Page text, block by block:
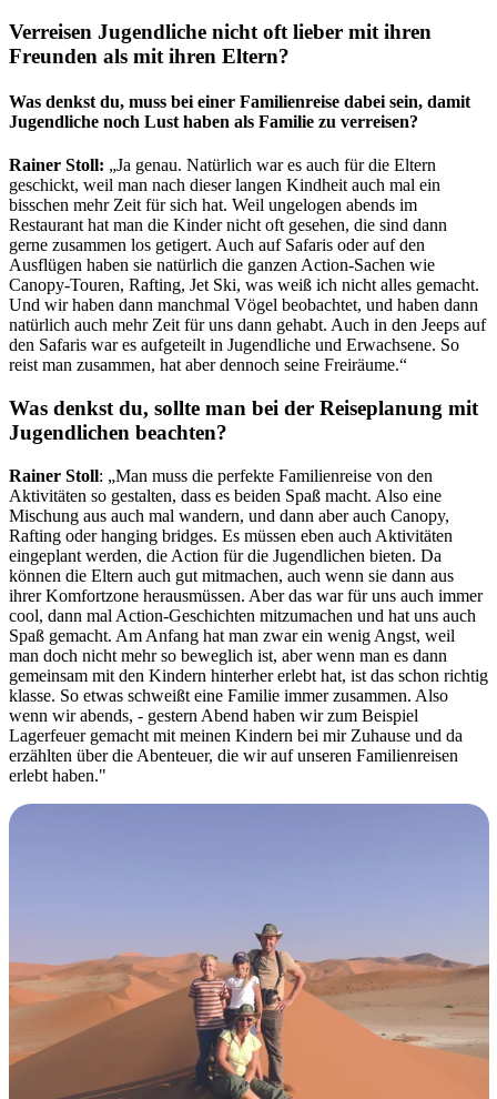
Verreisen Jugendliche nicht oft lieber mit ihren
Freunden als mit ihren Eltern?
Was denkst du, muss bei einer Familienreise dabei sein, damit
Jugendliche noch Lust haben als Familie zu verreisen?
Rainer Stoll: „Ja genau. Natürlich war es auch für die Eltern
geschickt, weil man nach dieser langen Kindheit auch mal ein
bisschen mehr Zeit für sich hat. Weil ungelogen abends im
Restaurant hat man die Kinder nicht oft gesehen, die sind dann
gerne zusammen los getigert. Auch auf Safaris oder auf den
Ausflügen haben sie natürlich die ganzen Action-Sachen wie
Canopy-Touren, Rafting, Jet Ski, was weiß ich nicht alles gemacht.
Und wir haben dann manchmal Vögel beobachtet, und haben dann
natürlich auch mehr Zeit für uns dann gehabt. Auch in den Jeeps auf
den Safaris war es aufgeteilt in Jugendliche und Erwachsene. So
reist man zusammen, hat aber dennoch seine Freiräume.“
Was denkst du, sollte man bei der Reiseplanung mit
Jugendlichen beachten?
Rainer Stoll: „Man muss die perfekte Familienreise von den
Aktivitäten so gestalten, dass es beiden Spaß macht. Also eine
Mischung aus auch mal wandern, und dann aber auch Canopy,
Rafting oder hanging bridges. Es müssen eben auch Aktivitäten
eingeplant werden, die Action für die Jugendlichen bieten. Da
können die Eltern auch gut mitmachen, auch wenn sie dann aus
ihrer Komfortzone herausmüssen. Aber das war für uns auch immer
cool, dann mal Action-Geschichten mitzumachen und hat uns auch
Spaß gemacht. Am Anfang hat man zwar ein wenig Angst, weil
man doch nicht mehr so beweglich ist, aber wenn man es dann
gemeinsam mit den Kindern hinterher erlebt hat, ist das schon richtig
klasse. So etwas schweißt eine Familie immer zusammen. Also
wenn wir abends, - gestern Abend haben wir zum Beispiel
Lagerfeuer gemacht mit meinen Kindern bei mir Zuhause und da
erzählten über die Abenteuer, die wir auf unseren Familienreisen
erlebt haben."